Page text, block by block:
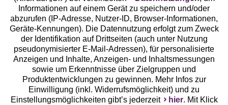
Kostenlose Hotline aus allen
deutschen Netzen
0800 - 600 40 30
service@lascana.de
* Mo - Fr: 08 - 20 Uhr; Sa: 09 - 17 Uhr; So: 09 - 14 Uhr.
Zahlarten
Informationen auf einem Gerät zu speichern und/oder
abzurufen (IP-Adresse, Nutzer-ID, Browser-Informationen,
Geräte-Kennungen). Die Datennutzung erfolgt zum Zweck
der Identifikation auf Drittseiten (auch unter Nutzung
pseudonymisierter E-Mail-Adressen), für personalisierte
Anzeigen und Inhalte, Anzeigen- und Inhaltsmessungen
sowie um Erkenntnisse über Zielgruppen und
Produktentwicklungen zu gewinnen. Mehr Infos zur
Einwilligung (inkl. Widerrufsmöglichkeit) und zu
Einstellungsmöglichkeiten gibt’s jederzeit
hier. Mit Klick